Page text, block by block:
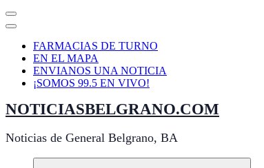
FARMACIAS DE TURNO
EN EL MAPA
ENVIANOS UNA NOTICIA
¡SOMOS 99.5 EN VIVO!
NOTICIASBELGRANO.COM
Noticias de General Belgrano, BA